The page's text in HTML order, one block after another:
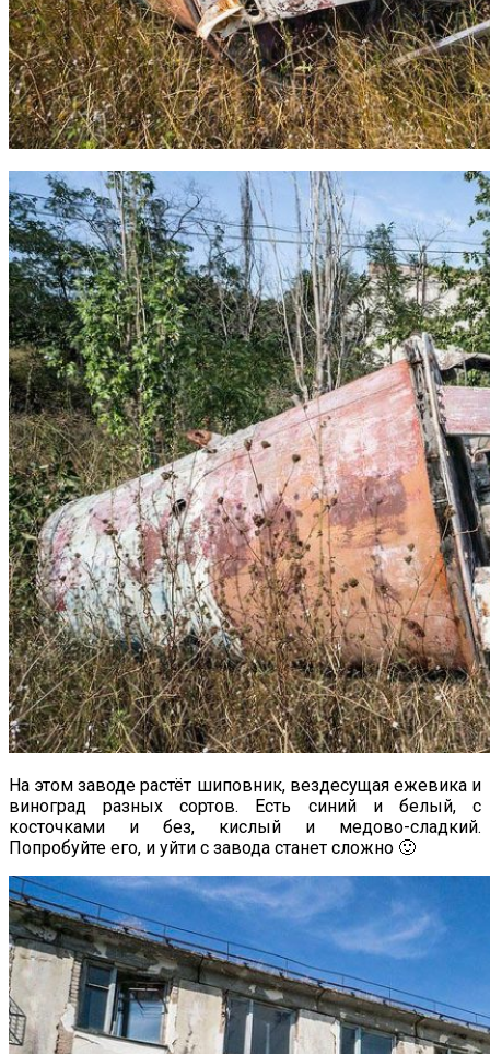
На этом заводе растёт шиповник, вездесущая ежевика и
виноград разных сортов. Есть синий и белый, с
косточками и без, кислый и медово-сладкий.
Попробуйте его, и уйти с завода станет сложно 🙂